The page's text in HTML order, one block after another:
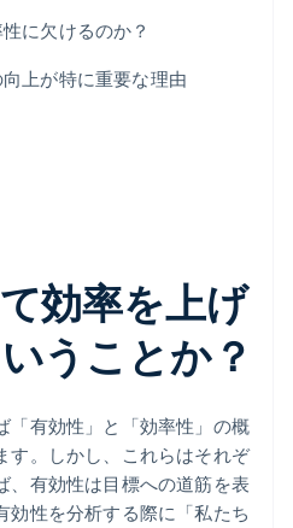
に欠けるのか？
上が特に重要な理由
効率を上げ
うことか？
「有効性」と「効率性」の概
す。しかし、これらはそれぞ
、有効性は目標への道筋を表
効性を分析する際に「私たち